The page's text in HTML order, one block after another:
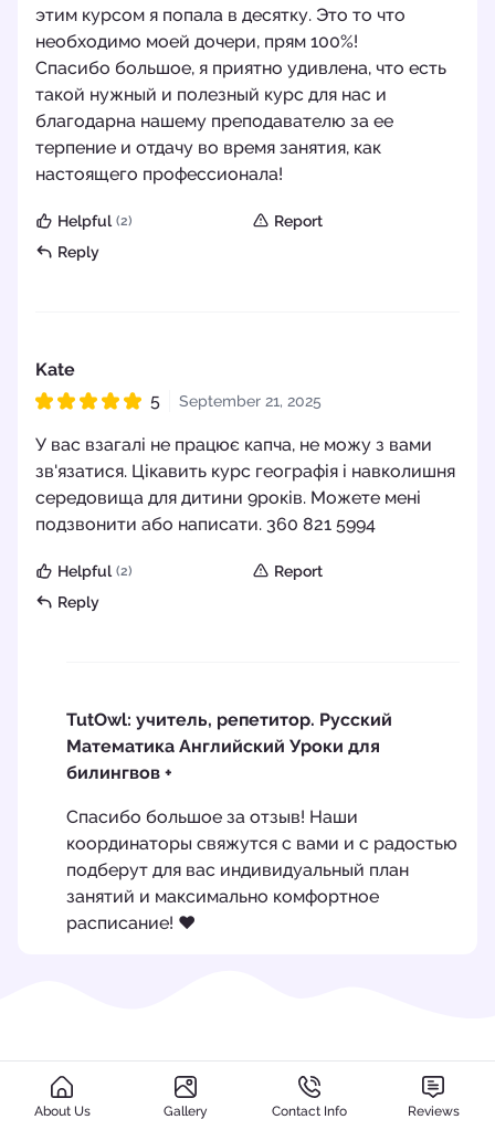
этим курсом я попала в десятку. Это то что
необходимо моей дочери, прям 100%!
Спасибо большое, я приятно удивлена, что есть
такой нужный и полезный курс для нас и
благодарна нашему преподавателю за ее
терпение и отдачу во время занятия, как
настоящего профессионала!
Helpful (2)
Report
Reply
Kate
5 September 21, 2025
У вас взагалі не працює капча, не можу з вами
зв'язатися. Цікавить курс географія і навколишня
середовища для дитини 9років. Можете мені
подзвонити або написати. 360 821 5994
Helpful (2)
Report
Reply
TutOwl: учитель, репетитор. Русский
Математика Английский Уроки для
билингвов +
Спасибо большое за отзыв! Наши
координаторы свяжутся с вами и с радостью
подберут для вас индивидуальный план
занятий и максимально комфортное
расписание! ❤️
About Us Gallery Contact Info Reviews